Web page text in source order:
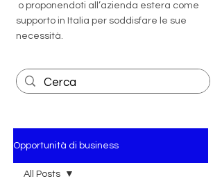
o proponendoti all’azienda estera come
supporto in Italia per soddisfare le sue
necessità.
Opportunità di business
All Posts